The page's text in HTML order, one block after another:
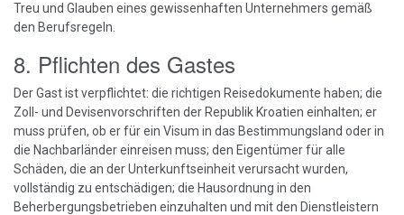
Treu und Glauben eines gewissenhaften Unternehmers gemäß
den Berufsregeln.
8. Pflichten des Gastes
Der Gast ist verpflichtet: die richtigen Reisedokumente haben; die
Zoll- und Devisenvorschriften der Republik Kroatien einhalten; er
muss prüfen, ob er für ein Visum in das Bestimmungsland oder in
die Nachbarländer einreisen muss; den Eigentümer für alle
Schäden, die an der Unterkunftseinheit verursacht wurden,
vollständig zu entschädigen; die Hausordnung in den
Beherbergungsbetrieben einzuhalten und mit den Dienstleistern